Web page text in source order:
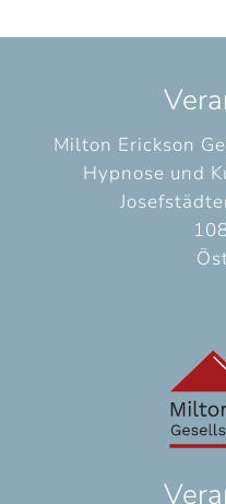
Milton Erickson
Hypnose und